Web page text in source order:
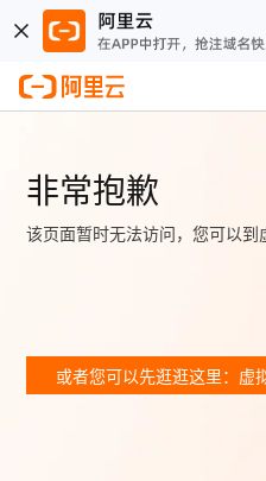
非常抱歉
该页面暂时无法访问，您可以
或者您可以先逛逛这里：虚